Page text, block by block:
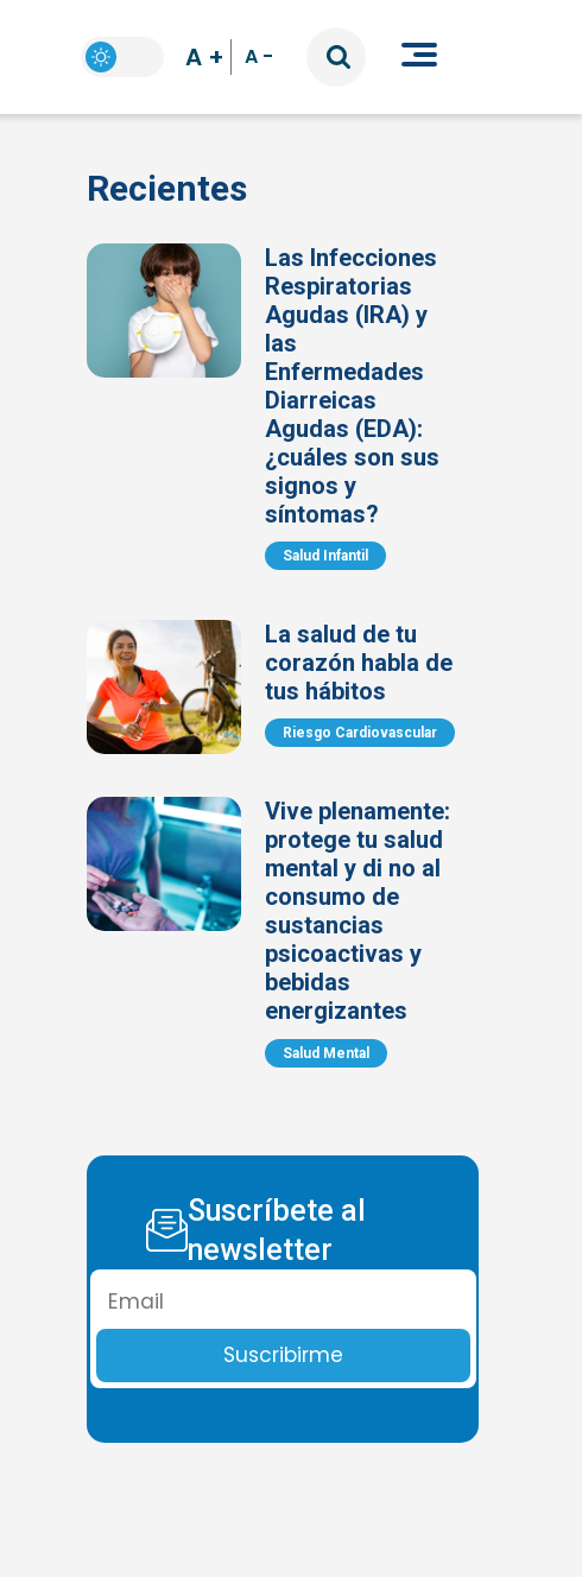
A + A -
Recientes
Las Infecciones
Respiratorias
Agudas (IRA) y
las
Enfermedades
Diarreicas
Agudas (EDA):
¿cuáles son sus
signos y
síntomas?
Salud Infantil
La salud de tu
corazón habla de
tus hábitos
Riesgo Cardiovascular
Vive plenamente:
protege tu salud
mental y di no al
consumo de
sustancias
psicoactivas y
bebidas
energizantes
Salud Mental
Suscríbete al
newsletter